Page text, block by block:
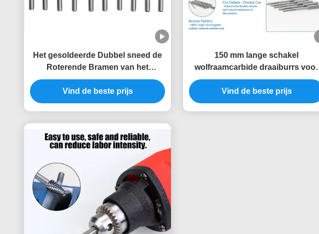
Het gesoldeerde Dubbel sneed de
Roterende Bramen van het
Dossierscarbide Geplaatst
50000RPM
Vind de beste prijs
150 mm lange schakel
wolfraamcarbide draaiburrs voor
diep slotgatverwerking met extra
lange carbide die grinder bits
Vind de beste prijs